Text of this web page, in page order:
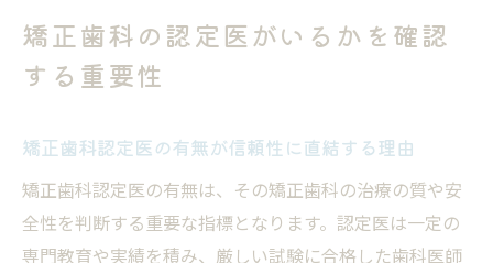
矯正歯科の認定医がいるかを確認
する重要性
矯正歯科認定医の有無が信頼性に直結する理由
矯正歯科認定医の有無は、その矯正歯科の治療の質や安
全性を判断する重要な指標となります。認定医は一定の
専門教育や実績を積み、厳しい試験に合格した歯科医師